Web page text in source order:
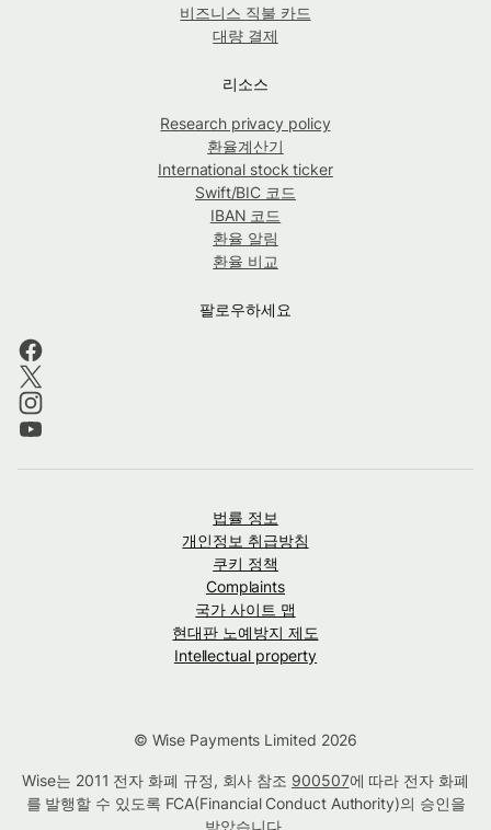
비즈니스 직불 카드
대량 결제
리소스
Research privacy policy
환율계산기
International stock ticker
Swift/BIC 코드
IBAN 코드
환율 알림
환율 비교
팔로우하세요
법률 정보
개인정보 취급방침
쿠키 정책
Complaints
국가 사이트 맵
현대판 노예방지 제도
Intellectual property
© Wise Payments Limited 2026
Wise는 2011 전자 화폐 규정, 회사 참조 900507에 따라 전자 화폐
를 발행할 수 있도록 FCA(Financial Conduct Authority)의 승인을
받았습니다.